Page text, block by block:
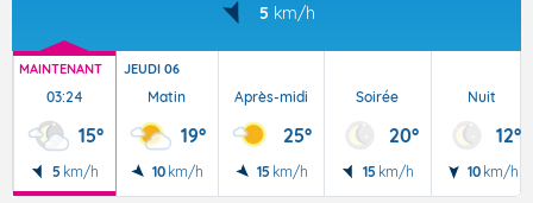
5 km/h
MAINTENANT
03:24
15°
5 km/h
JEUDI 06
Matin
19°
10 km/h
Après-midi
25°
15 km/h
Soirée
20°
15 km/h
Nuit
12°
10 km/h